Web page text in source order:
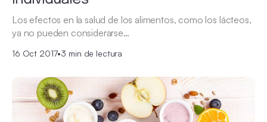
Los efectos en la salud de los alimentos, como los lácteos,
ya no pueden considerarse…
16 Oct 2017•3 min de lectura